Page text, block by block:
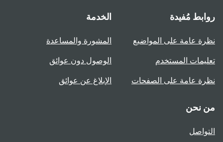
روابط مُفيدة
نظرة عامة على المواضيع
تعليمات المستخدم
نظرة عامة على الصفحات
الخدمة
المشورة والمساعدة
الوصول دون عوائق
الإبلاغ عن عوائق
من نحن
التواصل